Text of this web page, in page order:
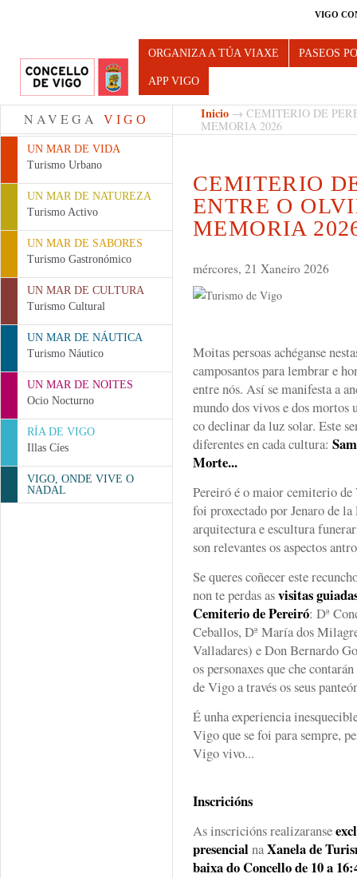
VIGO
Turismo de Vigo
ORGANIZA A TÚA VIAXE PASEOS
APP VIGO
NAVEGA VIGO
UN MAR DE VIDA
Turismo Urbano
UN MAR DE NATUREZA
Turismo Activo
UN MAR DE SABORES
Turismo Gastronómico
UN MAR DE CULTURA
Turismo Cultural
UN MAR DE NÁUTICA
Turismo Náutico
UN MAR DE NOITES
Ocio Nocturno
RÍA DE VIGO
Illas Cíes
VIGO, ONDE VIVE O
NADAL
Inicio → CEMITERIO DE
MEMORIA 2026
CEMITERIO
ENTRE O
MEMORIA
mércores, 21 Xaneiro 2026
Moitas persoas achéganse
camposantos para lembrar e
entre nós. Así se manifesta a
mundo dos vivos e dos mortos
co declinar da luz solar. Este
diferentes en cada cultura:
Morte...
Pereiró é o maior cemiterio
foi proxectado por Jenaro de
arquitectura e escultura
son relevantes os aspectos
Se queres coñecer este
non te perdas asvisitas
Cemiterio de Pereiró: Dª
Ceballos, Dª María dos
Valladares) e Don Bernardo
os personaxes que che
de Vigo a través os seus
É unha experiencia
Vigo que se foi para sempre,
Vigo vivo...
Inscricións
As inscricións realizaranse
presencialnaXanela de
baixa do Concello de 10 a